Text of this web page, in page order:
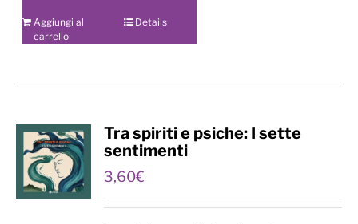
Aggiungi al
carrello
Details
Tra spiriti e psiche: I sette
sentimenti
3,60€